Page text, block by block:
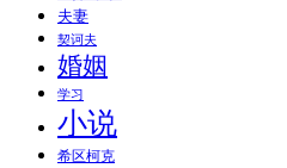
夫妻
契诃夫
婚姻
学习
小说
希区柯克